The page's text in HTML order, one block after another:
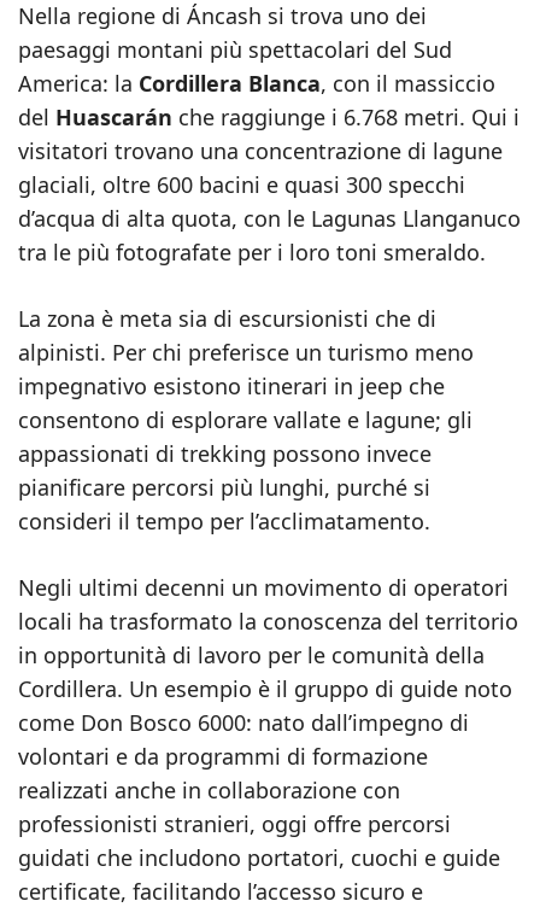
Nella regione di Áncash si trova uno dei
paesaggi montani più spettacolari del Sud
America: la Cordillera Blanca, con il massiccio
del Huascarán che raggiunge i 6.768 metri. Qui i
visitatori trovano una concentrazione di lagune
glaciali, oltre 600 bacini e quasi 300 specchi
d’acqua di alta quota, con le Lagunas Llanganuco
tra le più fotografate per i loro toni smeraldo.
La zona è meta sia di escursionisti che di
alpinisti. Per chi preferisce un turismo meno
impegnativo esistono itinerari in jeep che
consentono di esplorare vallate e lagune; gli
appassionati di trekking possono invece
pianificare percorsi più lunghi, purché si
consideri il tempo per l’acclimatamento.
Negli ultimi decenni un movimento di operatori
locali ha trasformato la conoscenza del territorio
in opportunità di lavoro per le comunità della
Cordillera. Un esempio è il gruppo di guide noto
come Don Bosco 6000: nato dall’impegno di
volontari e da programmi di formazione
realizzati anche in collaborazione con
professionisti stranieri, oggi offre percorsi
guidati che includono portatori, cuochi e guide
certificate, facilitando l’accesso sicuro e